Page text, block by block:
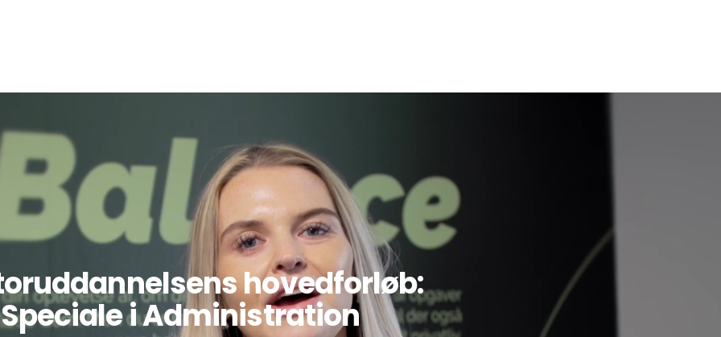
hovedforløb:
Speciale i Administration